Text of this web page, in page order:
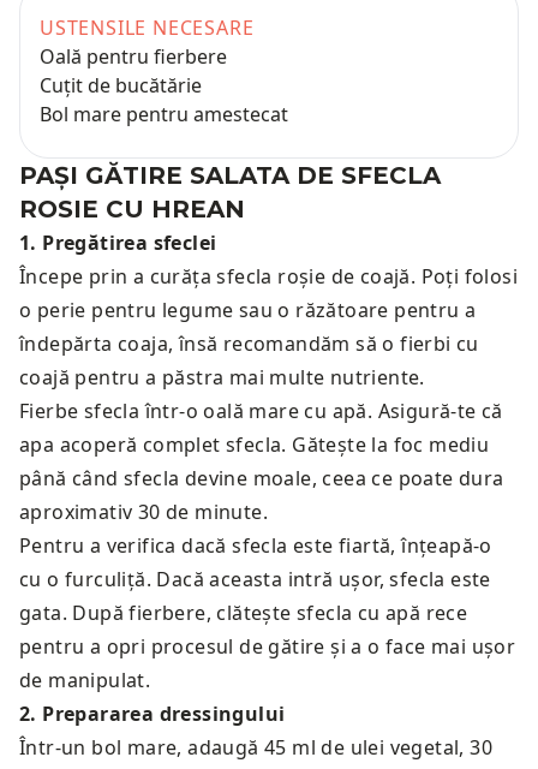
USTENSILE NECESARE
Oală pentru fierbere
Cuțit de bucătărie
Bol mare pentru amestecat
PAȘI GĂTIRE SALATA DE SFECLA
ROSIE CU HREAN
1. Pregătirea sfeclei
Începe prin a curăța sfecla roșie de coajă. Poți folosi
o perie pentru legume sau o răzătoare pentru a
îndepărta coaja, însă recomandăm să o fierbi cu
coajă pentru a păstra mai multe nutriente.
Fierbe sfecla într-o oală mare cu apă. Asigură-te că
apa acoperă complet sfecla. Gătește la foc mediu
până când sfecla devine moale, ceea ce poate dura
aproximativ 30 de minute.
Pentru a verifica dacă sfecla este fiartă, înțeapă-o
cu o furculiță. Dacă aceasta intră ușor, sfecla este
gata. După fierbere, clătește sfecla cu apă rece
pentru a opri procesul de gătire și a o face mai ușor
de manipulat.
2. Prepararea dressingului
Într-un bol mare, adaugă 45 ml de ulei vegetal, 30